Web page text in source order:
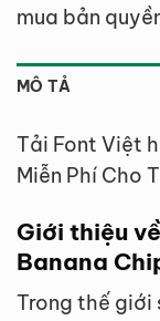
mua bản
MÔ TẢ
Tải Font Việt
Miễn Phí Cho
Giới thiệu
Banana
Trong thế giới